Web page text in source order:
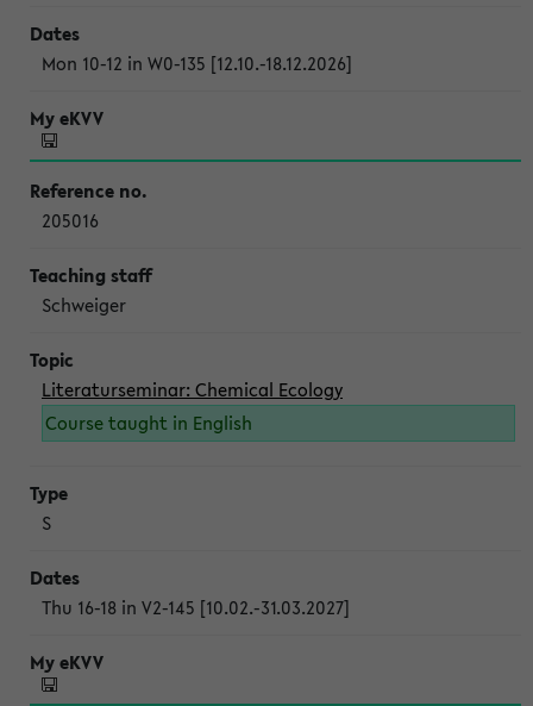
Mon 10-12 in W0-135 [12.10.-18.12.2026]
205016
Schweiger
Literaturseminar: Chemical Ecology
Course taught in English
S
Thu 16-18 in V2-145 [10.02.-31.03.2027]